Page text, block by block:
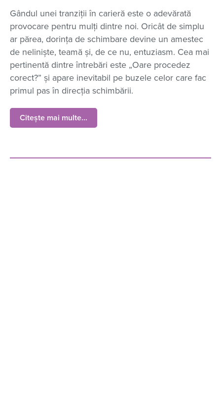
Gândul unei tranziţii în carieră este o adevărată
provocare pentru mulţi dintre noi. Oricât de simplu
ar părea, dorinţa de schimbare devine un amestec
de nelinişte, teamă şi, de ce nu, entuziasm. Cea mai
pertinentă dintre întrebări este „Oare procedez
corect?” şi apare inevitabil pe buzele celor care fac
primul pas în direcţia schimbării.
Citește mai multe...